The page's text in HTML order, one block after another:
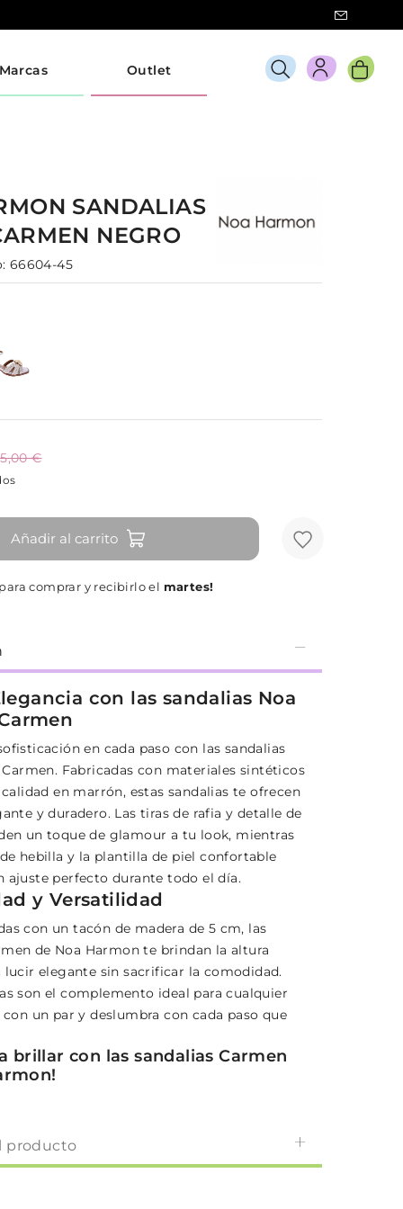
Marcas Outlet
SANDALIAS
NEGRO
66604-45
€
Añadir al carrito
para comprar y recibirlo el martes!
con las sandalias Noa
en cada paso con las sandalias
Fabricadas con materiales sintéticos
en marrón, estas sandalias te ofrecen
y duradero. Las tiras de rafia y detalle de
un toque de glamour a tu look, mientras
hebilla y la plantilla de piel confortable
ajuste perfecto durante todo el día.
y Versatilidad
con un tacón de madera de 5 cm, las
de Noa Harmon te brindan la altura
lucir elegante sin sacrificar la comodidad.
son el complemento ideal para cualquier
un par y deslumbra con cada paso que
brillar con las sandalias Carmen
producto